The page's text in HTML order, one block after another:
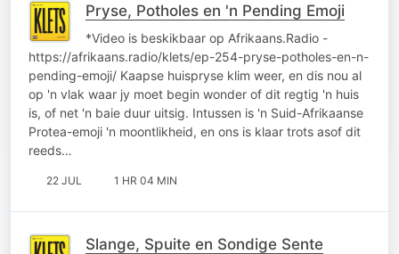
Pryse, Potholes en 'n Pending Emoji
*Video is beskikbaar op Afrikaans.Radio -
https://afrikaans.radio/klets/ep-254-pryse-potholes-en-n-
pending-emoji/ Kaapse huispryse klim weer, en dis nou al
op 'n vlak waar jy moet begin wonder of dit regtig 'n huis
is, of net 'n baie duur uitsig. Intussen is 'n Suid-Afrikaanse
Protea-emoji 'n moontlikheid, en ons is klaar trots asof dit
reeds…
22 JUL 1 HR 04 MIN
Slange, Spuite en Sondige Sente